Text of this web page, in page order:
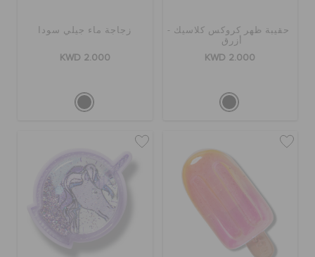
حقيبة ظهر كروكس كلاسيك -
أزرق
KWD 2.000
زجاجة ماء جيلي سودا
KWD 2.000